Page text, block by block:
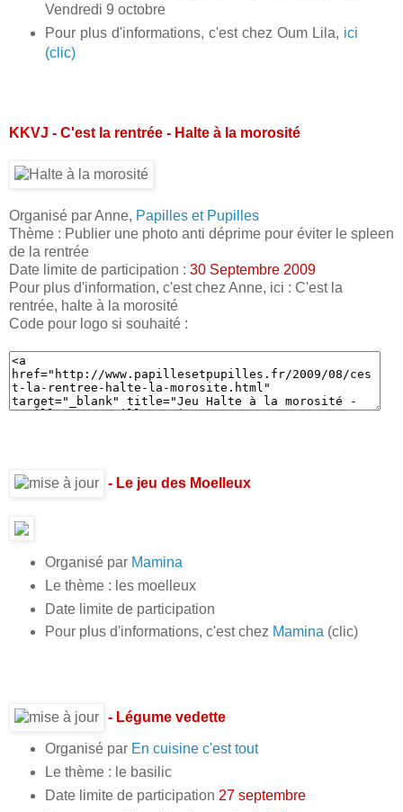
Vendredi 9 octobre
Pour plus d'informations, c'est chez Oum Lila, ici
(clic)
KKVJ - C'est la rentrée - Halte à la morosité
Organisé par Anne, Papilles et Pupilles
Thème : Publier une photo anti déprime pour éviter le spleen
de la rentrée
Date limite de participation : 30 Septembre 2009
Pour plus d'information, c'est chez Anne, ici : C'est la
rentrée, halte à la morosité
Code pour logo si souhaité :
- Le jeu des Moelleux
Organisé par Mamina
Le thème : les moelleux
Date limite de participation
Pour plus d'informations, c'est chez Mamina (clic)
- Légume vedette
Organisé par En cuisine c'est tout
Le thème : le basilic
Date limite de participation 27 septembre